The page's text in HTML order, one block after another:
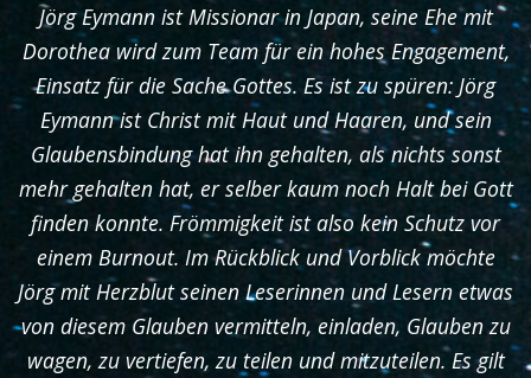
Jörg Eymann ist Missionar in Japan, seine Ehe mit
Dorothea wird zum Team für ein hohes Engagement,
Einsatz für die Sache Gottes. Es ist zu spüren: Jörg
Eymann ist Christ mit Haut und Haaren, und sein
Glaubensbindung hat ihn gehalten, als nichts sonst
mehr gehalten hat, er selber kaum noch Halt bei Gott
finden konnte. Frömmigkeit ist also kein Schutz vor
einem Burnout. Im Rückblick und Vorblick möchte
Jörg mit Herzblut seinen Leserinnen und Lesern etwas
von diesem Glauben vermitteln, einladen, Glauben zu
wagen, zu vertiefen, zu teilen und mitzuteilen. Es gilt